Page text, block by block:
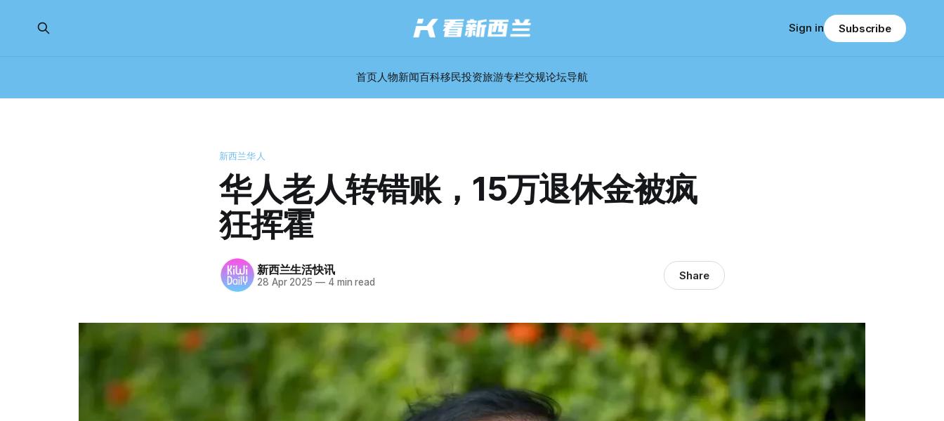
首页人物新闻百科移民投资旅游专栏交规论坛导航
Sign in Subscribe
新西兰华人
华人老人转错账，15万退休金被疯
狂挥霍
新西兰生活快讯
28 Apr 2025 —4 min read Share